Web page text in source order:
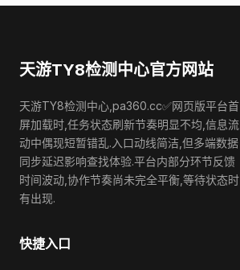
天游TY8检测中心官方网站
天游TY8检测中心,pa360.cc✅网页版平台首
屏加载时,任务状态刷新节奏明显不均,信息流
动中偶现短暂错乱.入口动线简洁,但多端数据
同步延迟影响查找体验.平台内部分环节反馈
时间波动,协作节奏尚未完全平衡,等待状态时
有出现.
快捷入口